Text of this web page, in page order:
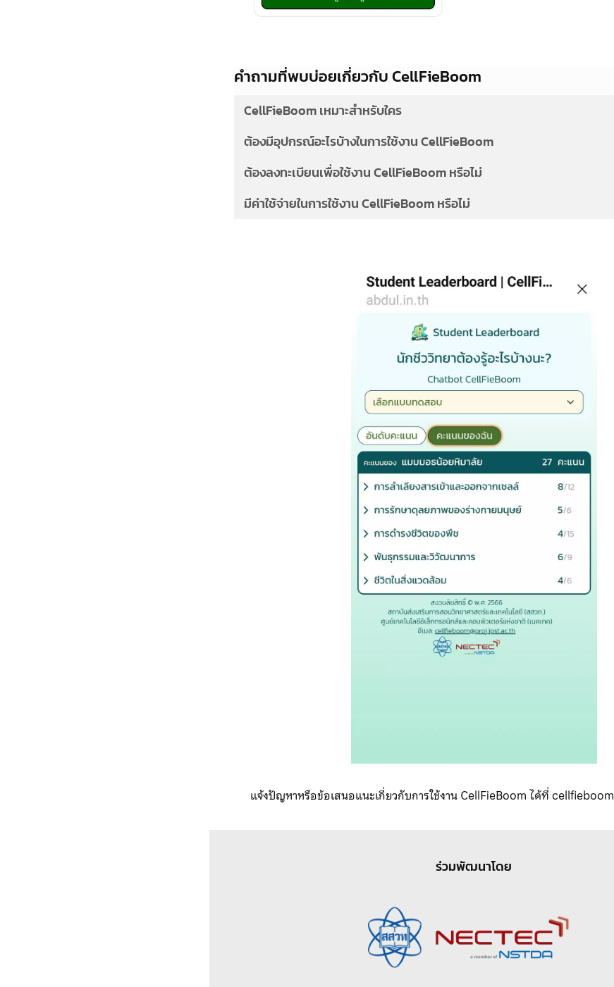
คำถามที่พบบ่อยเกี่ยวกับ CellFieBoom
CellFieBoom เหมาะสำหรับใคร
ต้องมีอุปกรณ์อะไรบ้างในการใช้งาน CellFieBoom
ต้องลงทะเบียนเพื่อใช้งาน CellFieBoom หรือไม่
มีค่าใช้จ่ายในการใช้งาน CellFieBoom หรือไม่
แจ้งปัญหาหรือข้อเสนอแนะเกี่ยวกับการใช้งาน CellFieBoom ได้ที่ cellfieboom
ร่วมพัฒนาโดย